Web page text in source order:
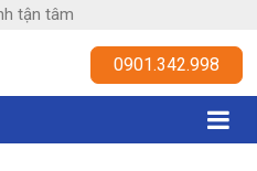
tận tâm
0901.342.998